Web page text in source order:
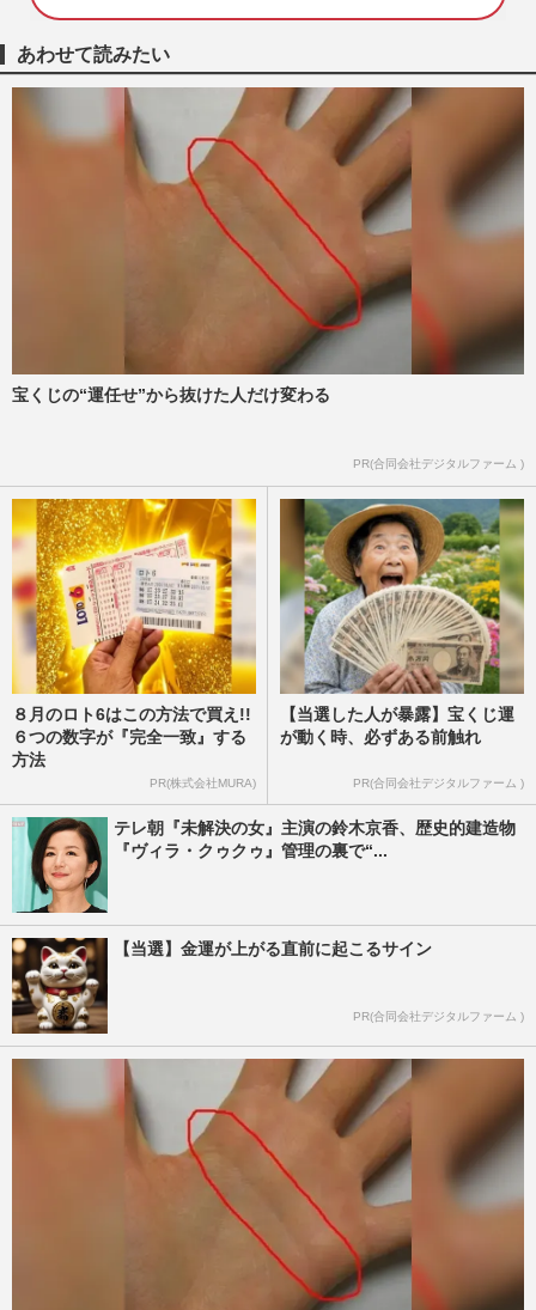
あわせて読みたい
宝くじの“運任せ”から抜けた人だけ変わる
PR(合同会社デジタルファーム )
８月のロト6はこの方法で買え!!
６つの数字が『完全一致』する
方法
PR(株式会社MURA)
【当選した人が暴露】宝くじ運
が動く時、必ずある前触れ
PR(合同会社デジタルファーム )
テレ朝『未解決の女』主演の鈴木京香、歴史的建造物
『ヴィラ・クゥクゥ』管理の裏で“...
【当選】金運が上がる直前に起こるサイン
PR(合同会社デジタルファーム )